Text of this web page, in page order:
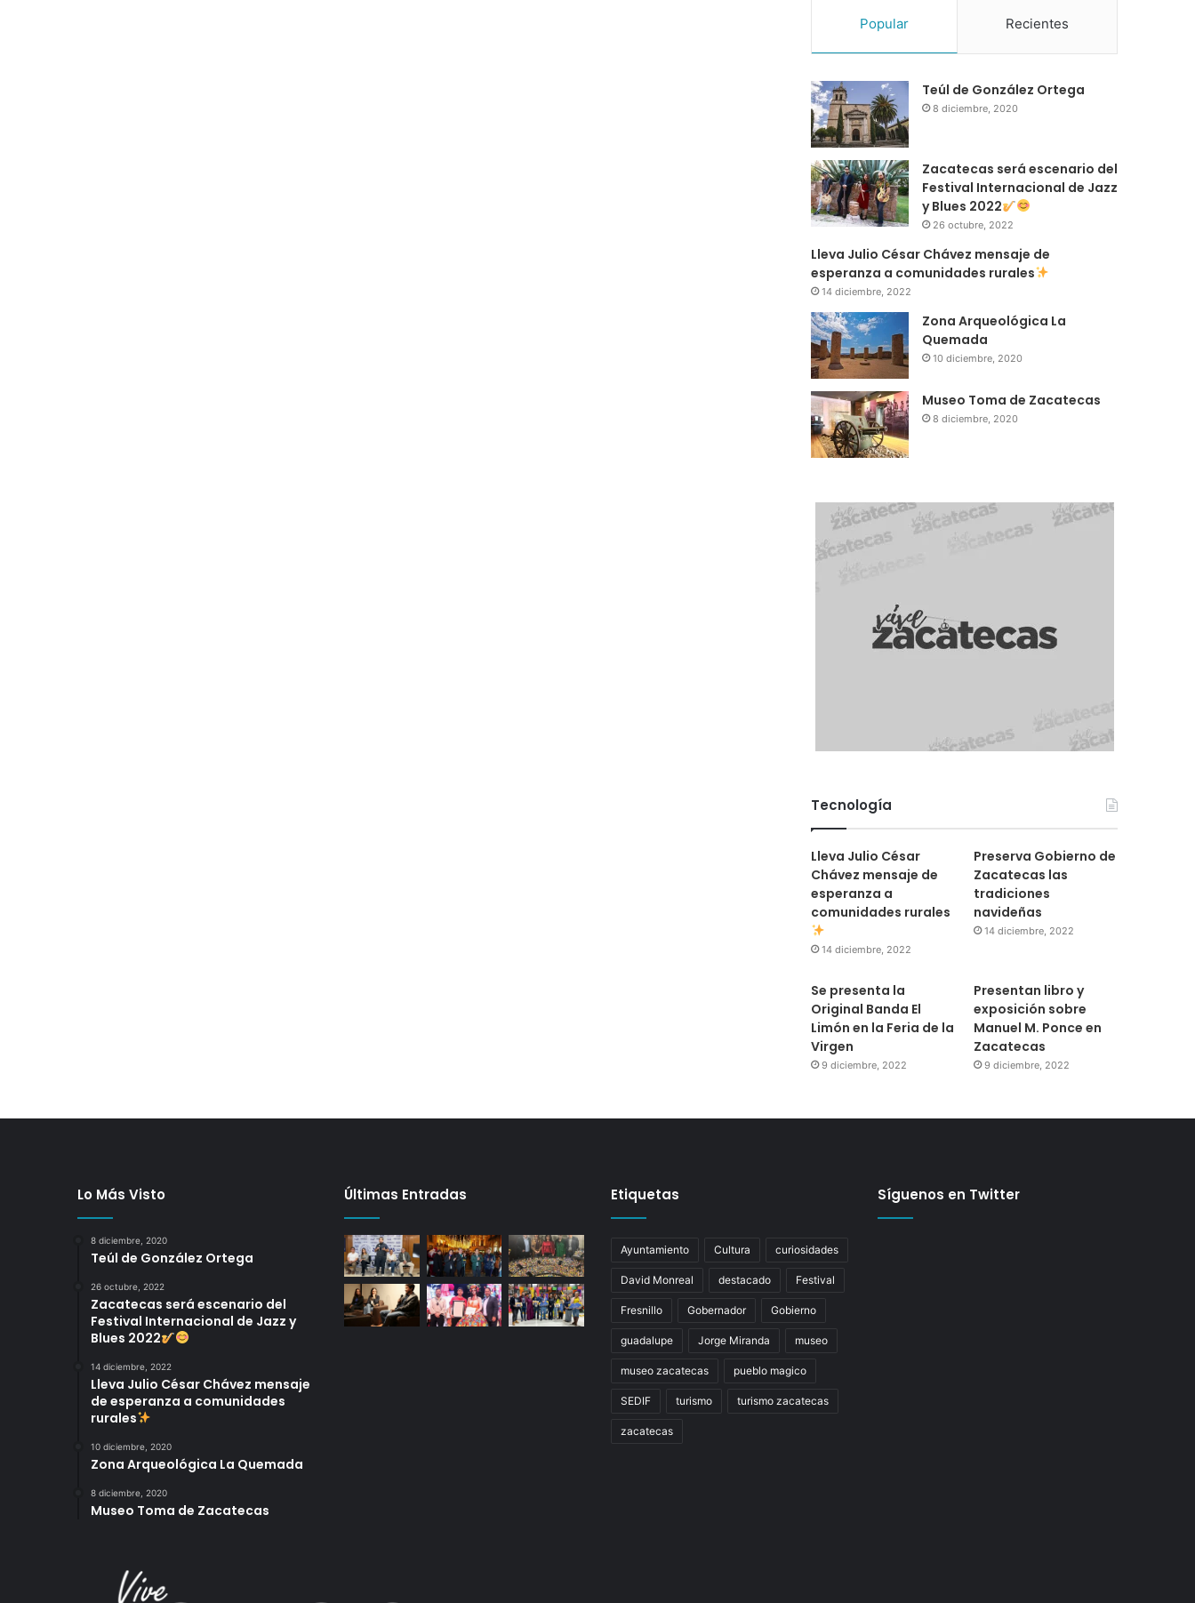
Popular Recientes
Teúl de González Ortega
8 diciembre, 2020
Zacatecas será escenario del
Festival Internacional de Jazz
y Blues 2022
26 octubre, 2022
Lleva Julio César Chávez mensaje de
esperanza a comunidades rurales
14 diciembre, 2022
Zona Arqueológica La
Quemada
10 diciembre, 2020
Museo Toma de Zacatecas
8 diciembre, 2020
Tecnología
Lleva Julio César
Chávez mensaje de
esperanza a
comunidades rurales
14 diciembre, 2022
Preserva Gobierno de
Zacatecas las
tradiciones
navideñas
14 diciembre, 2022
Se presenta la
Original Banda El
Limón en la Feria de la
Virgen
9 diciembre, 2022
Presentan libro y
exposición sobre
Manuel M. Ponce en
Zacatecas
9 diciembre, 2022
Lo Más Visto
8 diciembre, 2020
Teúl de González Ortega
26 octubre, 2022
Zacatecas será escenario del
Festival Internacional de Jazz y
Blues 2022
14 diciembre, 2022
Lleva Julio César Chávez mensaje
de esperanza a comunidades
rurales
10 diciembre, 2020
Zona Arqueológica La Quemada
8 diciembre, 2020
Museo Toma de Zacatecas
Últimas Entradas Etiquetas
Ayuntamiento Cultura curiosidades
David Monreal destacado Festival
Fresnillo Gobernador Gobierno
guadalupe Jorge Miranda museo
museo zacatecas pueblo magico
SEDIF turismo turismo zacatecas
zacatecas
Síguenos en Twitter